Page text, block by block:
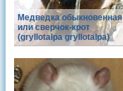
Медведка обыкновенная
или сверчок-крот
(gryllotalpa gryllotalpa)